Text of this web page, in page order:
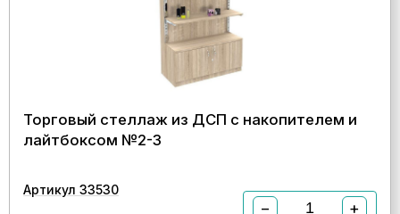
Торговый стеллаж из ДСП с накопителем и
лайтбоксом №2-3
Артикул 33530
− +